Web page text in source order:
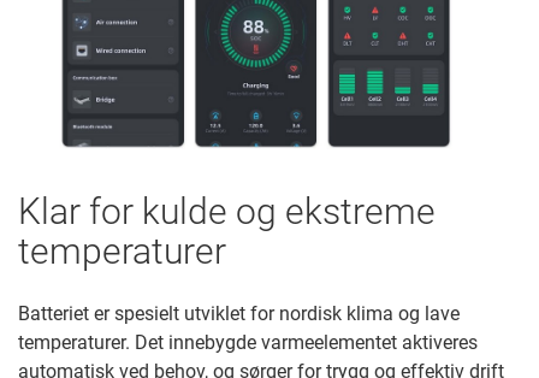
Klar for kulde og ekstreme
temperaturer
Batteriet er spesielt utviklet for nordisk klima og lave
temperaturer. Det innebygde varmeelementet aktiveres
automatisk ved behov, og sørger for trygg og effektiv drift